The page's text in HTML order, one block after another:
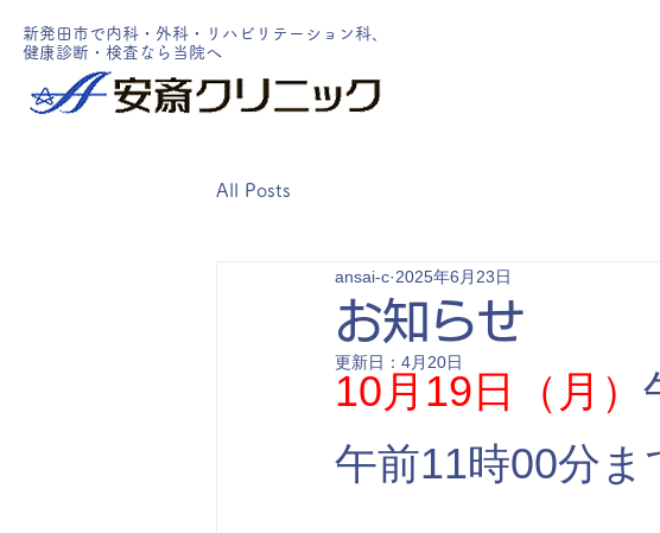
新発田市で内科・外科・リハビリテーション科、
健康診断・検査なら当院へ
All Posts
お知らせ
ansai-c 2025年6月23日
更新日： 4月20日
10月19日（月）
午前11時00分ま